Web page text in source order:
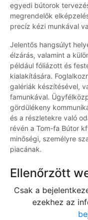
egyedi bútorok
megrendelők
precíz kézi munkával
Jelentős hangsúlyt
élzárás, valamint a
például fóliázott és
kialakítására.
galériák készítésével,
famunkával.
gördülékeny
és a részletekre való
révén a Tom-fa Bútor
minőségi, személyre
piacának.
Ellenőrzött
Csak a
ezekhez az